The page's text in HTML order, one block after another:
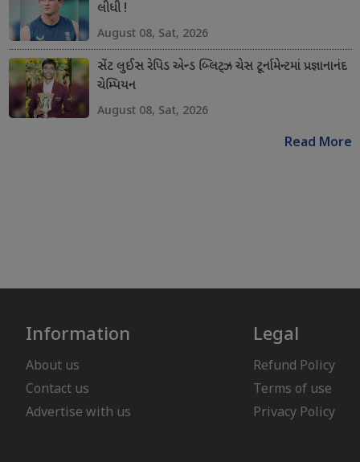
લીધી !
August 08, Sat, 2026
સેંટ લુઈસ રેપિડ એન્ડ બ્લિટ્ઝ ચેસ ટૂર્નામેન્ટમાં પ્રજ્ઞાનાનંદ
ચેમ્પિયન
August 08, Sat, 2026
Read More
Information
About us
Contact us
Advertise with us
Legal
Refund Policy
Terms of use
Privacy Policy